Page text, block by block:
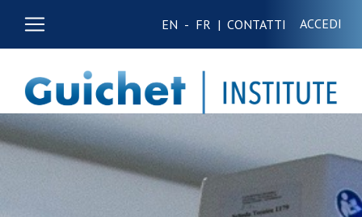
EN - FR | CONTATTI ACCEDI